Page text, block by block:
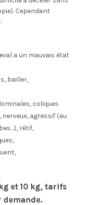
Cependant
a un mauvais état
bailler,
coliques
agressif (au
rétif,
et 10 kg, tarifs